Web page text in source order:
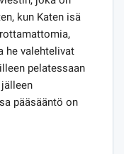
kun Katen isä
he valehtelivat
pelatessaan
pääsääntö on